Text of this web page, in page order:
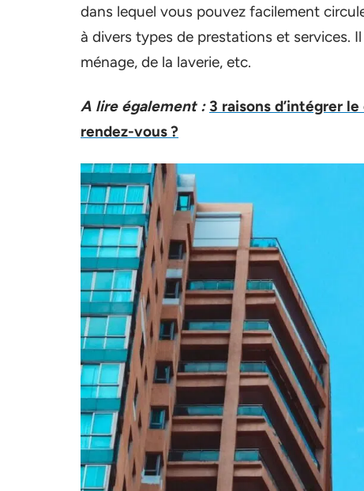
dans lequel vous pouvez facilement
à divers types de prestations et services.
ménage, de la laverie, etc.
A lire également : 3 raisons d’intégrer
rendez-vous ?